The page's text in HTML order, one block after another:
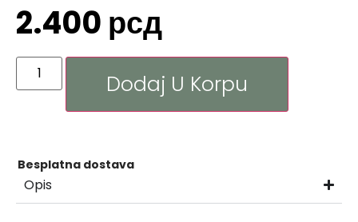
2.400 рсд
Dodaj U Korpu
Besplatna dostava
Opis